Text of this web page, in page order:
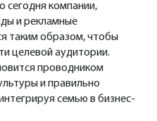
компании,
и рекламные
таким образом, чтобы
целевой аудитории.
проводником
и правильно
семью в бизнес-